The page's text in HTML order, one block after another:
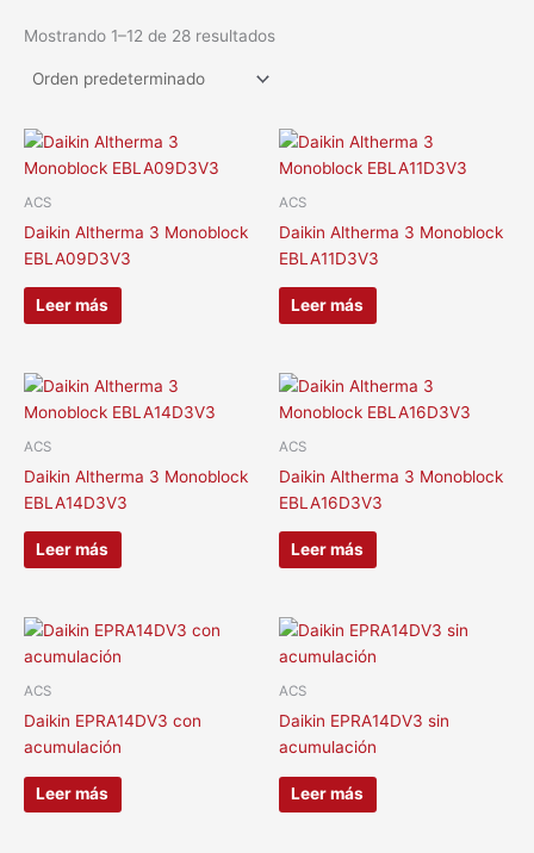
Mostrando 1–12 de 28 resultados
ACS
Daikin Altherma 3 Monoblock
EBLA09D3V3
Leer más
ACS
Daikin Altherma 3 Monoblock
EBLA11D3V3
Leer más
ACS
Daikin Altherma 3 Monoblock
EBLA14D3V3
Leer más
ACS
Daikin Altherma 3 Monoblock
EBLA16D3V3
Leer más
ACS
Daikin EPRA14DV3 con
acumulación
Leer más
ACS
Daikin EPRA14DV3 sin
acumulación
Leer más